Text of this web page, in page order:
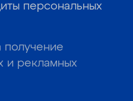
персональных
получение
и рекламных